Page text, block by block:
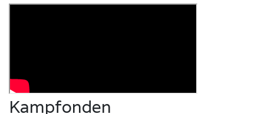
Kampfonden